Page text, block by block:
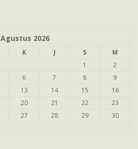
Agustus 2026
K J S
M
1
2
6 7 8
9
13 14 15
16
20 21 22
23
27 28 29
30